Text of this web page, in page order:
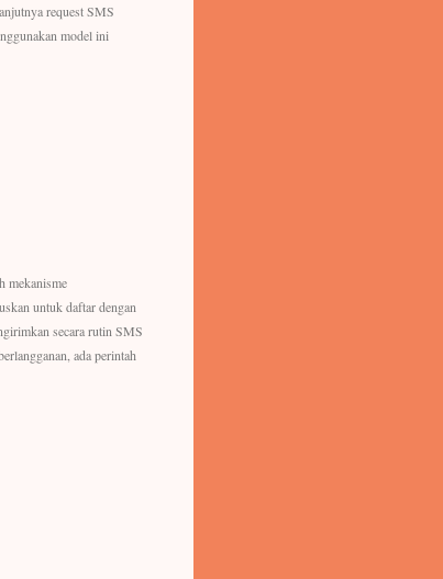
request SMS
model ini
mekanisme
untuk daftar dengan
secara rutin SMS
ada perintah